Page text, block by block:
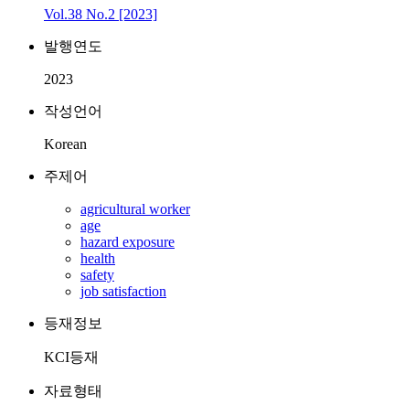
Vol.38 No.2 [2023]
발행연도
2023
작성언어
Korean
주제어
agricultural worker
age
hazard exposure
health
safety
job satisfaction
등재정보
KCI등재
자료형태